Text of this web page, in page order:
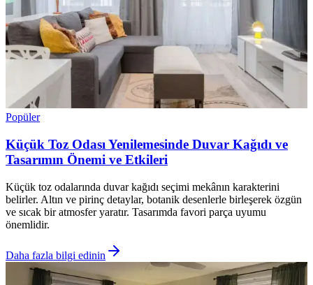
Popüler
Küçük Toz Odası Yenilemesinde Duvar Kağıdı ve
Tasarımın Önemi ve Etkileri
Küçük toz odalarında duvar kağıdı seçimi mekânın karakterini
belirler. Altın ve pirinç detaylar, botanik desenlerle birleşerek özgün
ve sıcak bir atmosfer yaratır. Tasarımda favori parça uyumu
önemlidir.
Daha fazla bilgi edinin